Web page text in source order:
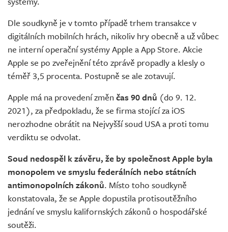
Dle soudkyně je v tomto případě trhem transakce v
digitálních mobilních hrách, nikoliv hry obecně a už vůbec
ne interní operační systémy Apple a App Store. Akcie
Apple se po zveřejnění této zprávě propadly a klesly o
téměř 3,5 procenta. Postupně se ale zotavují.
Apple má na provedení změn čas 90 dnů (do 9. 12.
2021), za předpokladu, že se firma stojící za iOS
nerozhodne obrátit na Nejvyšší soud USA a proti tomu
verdiktu se odvolat.
Soud nedospěl k závěru, že by společnost Apple byla
monopolem ve smyslu federálních nebo státních
antimonopolních zákonů. Místo toho soudkyně
konstatovala, že se Apple dopustila protisoutěžního
jednání ve smyslu kalifornských zákonů o hospodářské
soutěži.